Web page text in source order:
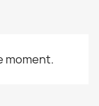
moment.